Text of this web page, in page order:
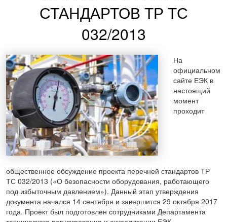
СТАНДАРТОВ ТР ТС
032/2013
На
официальном
сайте ЕЭК в
настоящий
момент
проходит
общественное обсуждение проекта перечней стандартов ТР
ТС 032/2013 («О безопасности оборудования, работающего
под избыточным давлением»). Данный этап утверждения
документа начался 14 сентября и завершится 29 октября 2017
года. Проект был подготовлен сотрудниками Департамента